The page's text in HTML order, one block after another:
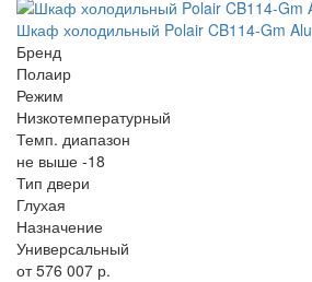
Шкаф холодильный Polair CB114-Gm Alu
Бренд
Полаир
Режим
Низкотемпературный
Темп. диапазон
не выше -18
Тип двери
Глухая
Назначение
Универсальный
от 576 007 р.